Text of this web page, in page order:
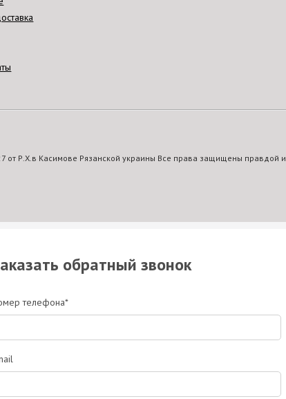
от Р.Х.в Касимове Рязанской украины Все права защищены правдой и
обратный звонок
телефона*